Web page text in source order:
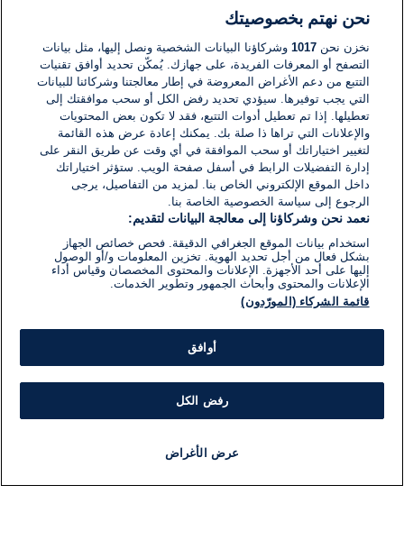
نحن نهتم بخصوصيتك
نخزن نحن1017 وشركاؤنا البيانات الشخصية ونصل إليها، مثل بيانات
التصفح أو المعرفات الفريدة، على جهازك. يُمكّن تحديد أوافق تقنيات
التتبع من دعم الأغراض المعروضة في إطار معالجتنا وشركائنا للبيانات
التي يجب توفيرها. سيؤدي تحديد رفض الكل أو سحب موافقتك إلى
تعطيلها. إذا تم تعطيل أدوات التتبع، فقد لا تكون بعض المحتويات
والإعلانات التي تراها ذا صلة بك. يمكنك إعادة عرض هذه القائمة
لتغيير اختياراتك أو سحب الموافقة في أي وقت عن طريق النقر على
إدارة التفضيلات الرابط في أسفل صفحة الويب. ستؤثر اختياراتك
داخل الموقع الإلكتروني الخاص بنا. لمزيد من التفاصيل، يرجى
الرجوع إلى سياسة الخصوصية الخاصة بنا.
نعمد نحن وشركاؤنا إلى معالجة البيانات لتقديم:
استخدام بيانات الموقع الجغرافي الدقيقة. فحص خصائص الجهاز
بشكل فعال من أجل تحديد الهوية. تخزين المعلومات و/أو الوصول
إليها على أحد الأجهزة. الإعلانات والمحتوى المخصصان وقياس أداء
الإعلانات والمحتوى وأبحاث الجمهور وتطوير الخدمات.
قائمة الشركاء (المورّدون)
أوافق
رفض الكل
عرض الأغراض